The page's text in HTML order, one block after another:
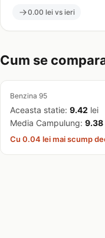
0.00 lei vs ieri
Cum se
Benzina 95
Aceasta statie: 9.42 lei
Media Campulung: 9.38
Cu 0.04 lei mai scump